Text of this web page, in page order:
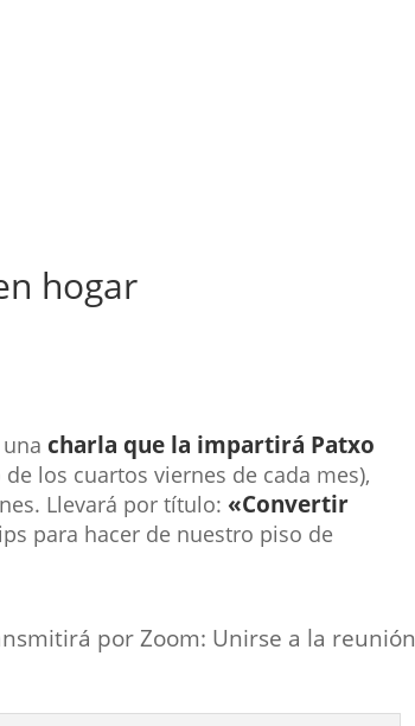
hogar
unacharla que la impartirá Patxo
los cuartos viernes de cada mes),
Llevará por título: «Convertir
para hacer de nuestro piso de
por Zoom: Unirse a la reunión